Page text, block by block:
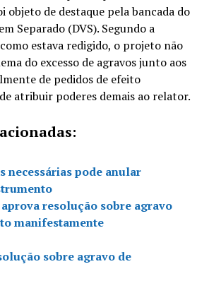
objeto de destaque pela bancada do
Separado (DVS). Segundo a
estava redigido, o projeto não
do excesso de agravos junto aos
de pedidos de efeito
atribuir poderes demais ao relator.
necessárias pode anular
resolução sobre agravo
manifestamente
sobre agravo de